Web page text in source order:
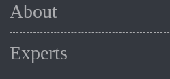
About
Experts